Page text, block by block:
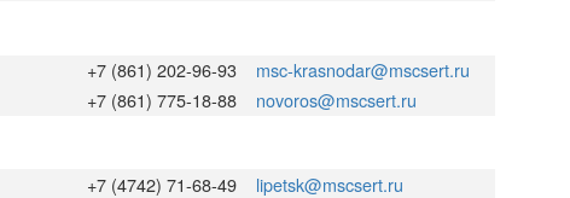
+7 (861) 202-96-93 msc-krasnodar@mscsert.ru
+7 (861) 775-18-88 novoros@mscsert.ru
+7 (4742) 71-68-49 lipetsk@mscsert.ru